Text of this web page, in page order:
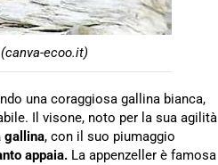
ecoo.it)
una coraggiosa gallina bianca,
Il visone, noto per la sua agilità
gallina, con il suo piumaggio
appaia. La appenzeller è famosa